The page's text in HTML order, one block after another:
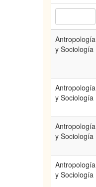
Antropología
y Sociología
Antropología
y Sociología
Antropología
y Sociología
Antropología
y Sociología